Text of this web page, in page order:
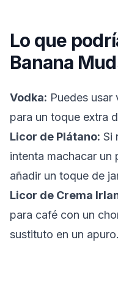
Lo que
Banana
Vodka: Puedes
para un toque extra
Licor de Plátano: Si
intenta machacar
añadir un toque de
Licor de Crema
para café con un
sustituto en un apuro.